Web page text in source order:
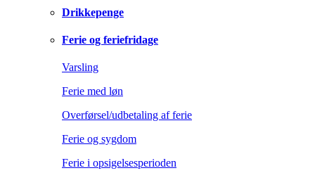
Drikkepenge
Ferie og feriefridage
Varsling
Ferie med løn
Overførsel/udbetaling af ferie
Ferie og sygdom
Ferie i opsigelsesperioden